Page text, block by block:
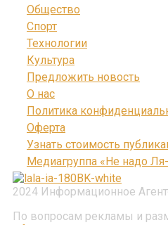
Общество
Спорт
Технологии
Культура
Предложить новость
О нас
2024 Информационное
По вопросам рекламы и
Политика
Оферта
Узнать стоимость
Медиагруппа «Не надо